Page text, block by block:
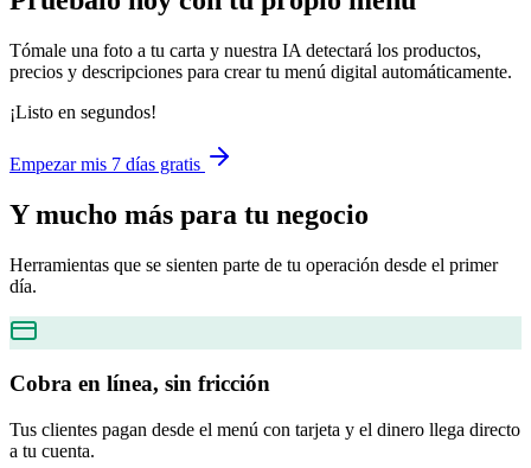
Tómale una foto a tu carta y nuestra IA detectará los productos,
precios y descripciones para crear tu menú digital automáticamente.
¡Listo en segundos!
Empezar mis 7 días gratis
Y mucho más para tu negocio
Herramientas que se sienten parte de tu operación desde el primer
día.
Cobra en línea, sin fricción
Tus clientes pagan desde el menú con tarjeta y el dinero llega directo
a tu cuenta.